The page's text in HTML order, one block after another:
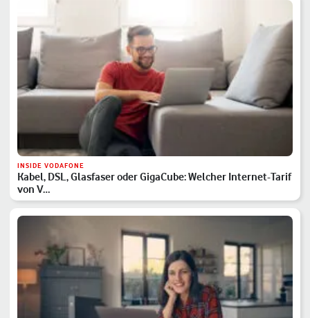
INSIDE VODAFONE
Kabel, DSL, Glasfaser oder GigaCube: Welcher Internet-Tarif
von V…